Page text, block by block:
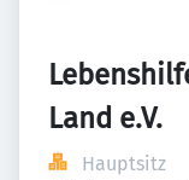
Land e.V.
Hauptsitz